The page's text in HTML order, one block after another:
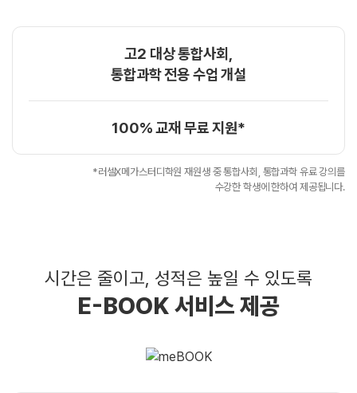
고2 대상 통합사회,
통합과학 전용 수업 개설
100% 교재 무료 지원*
*러셀X메가스터디학원 재원생 중 통합사회, 통합과학 유료 강의를
수강한 학생에 한하여 제공됩니다.
시간은 줄이고, 성적은 높일 수 있도록
E-BOOK 서비스 제공